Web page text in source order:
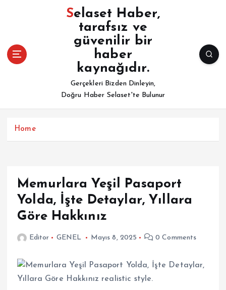
l
Selaset Haber,
tarafsız ve
güvenilir bir
haber
kaynağıdır.
Gerçekleri Bizden Dinleyin,
Doğru Haber Selaset'te Bulunur
Home
Memurlara Yeşil Pasaport
Yolda, İşte Detaylar, Yıllara
Göre Hakkınız
Editor GENEL Mayıs 8, 2025 0 Comments